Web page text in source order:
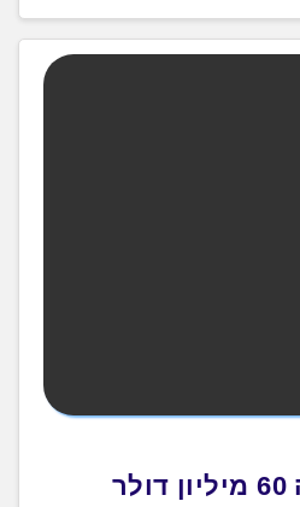
חברת IVIX גייסה 60 מיליון דולר